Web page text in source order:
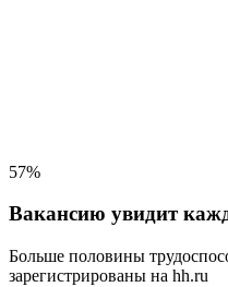
57%
Вакансию увидит
Больше половины
зарегистрированы на hh.ru